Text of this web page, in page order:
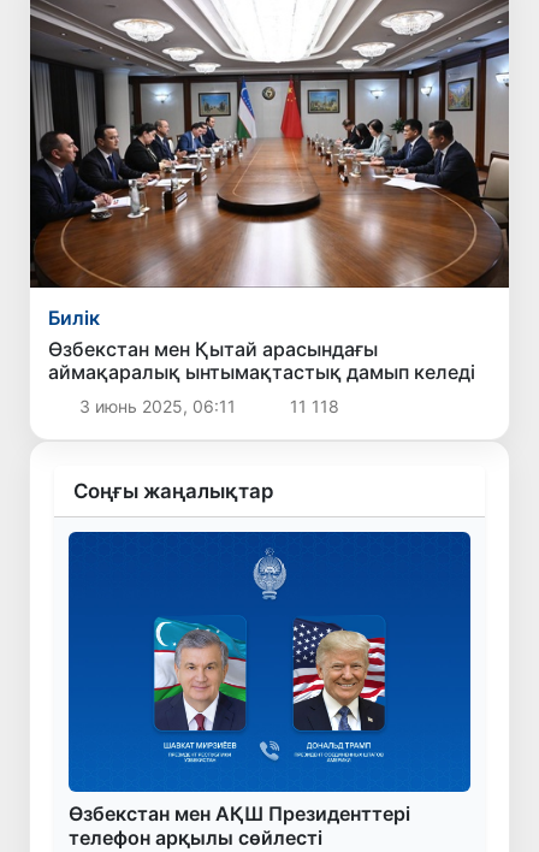
Билік
Өзбекстан мен Қытай арасындағы
аймақаралық ынтымақтастық дамып келеді
3 июнь 2025, 06:11 11 118
Соңғы жаңалықтар
Өзбекстан мен АҚШ Президенттері
телефон арқылы сөйлесті